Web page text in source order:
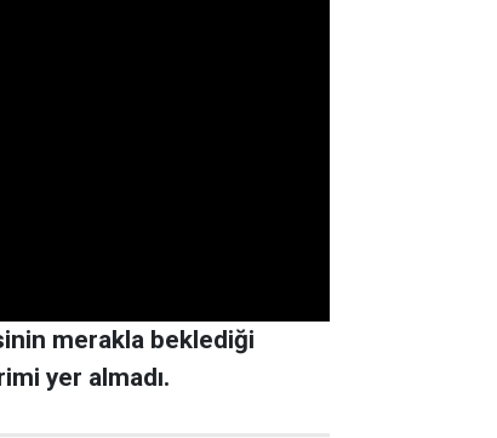
merakla beklediği
yer almadı.